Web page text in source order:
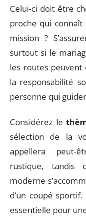
Celui-ci doit être
proche qui connaît
mission ?
surtout si le
les routes peuvent
la responsabilité
personne qui
Considérez le
sélection de la
appellera peut-
rustique, tandis
moderne
d’un coupé
essentielle pour